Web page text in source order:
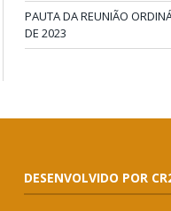
PAUTA DA REUNIÃO
DE 2023
DESENVOLVIDO POR